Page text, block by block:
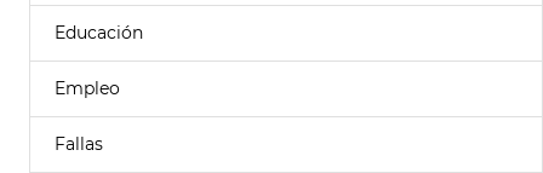
Educación
Empleo
Fallas